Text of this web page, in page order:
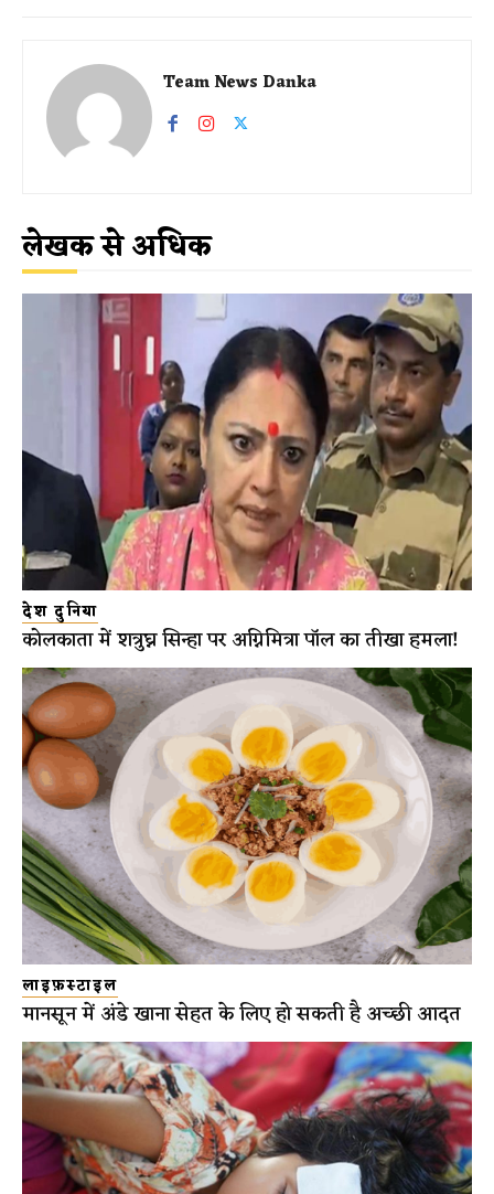
Team News Danka
लेखक से अधिक
देश दुनिया
कोलकाता में शत्रुघ्न सिन्हा पर अग्निमित्रा पॉल का तीखा हमला!
लाइफ़स्टाइल
मानसून में अंडे खाना सेहत के लिए हो सकती है अच्छी आदत